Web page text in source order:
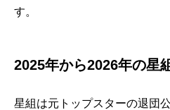
す。
2025年から2026年の星
星組は元トップスターの退団